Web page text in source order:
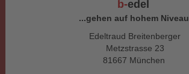
b-edel
...gehen auf hohem Niveau
Edeltraud Breitenberger
Metzstrasse 23
81667 München